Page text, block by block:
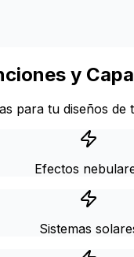
y
para tu diseños de
Efectos
Sistemas